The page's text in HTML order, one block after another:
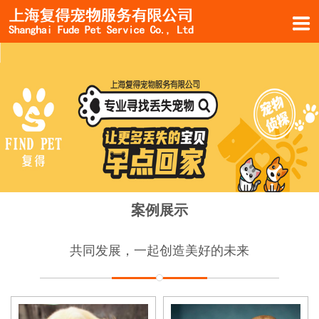
案例展示
共同发展，一起创造美好的未来